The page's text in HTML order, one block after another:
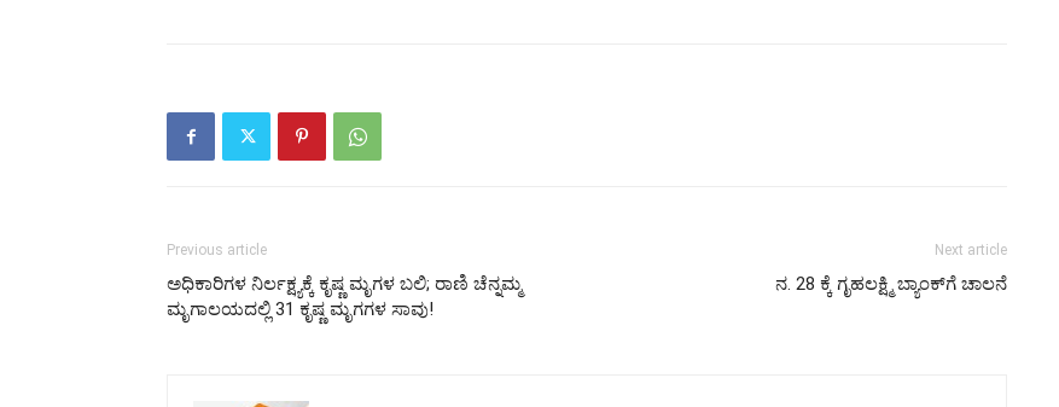
Previous article
ಅಧಿಕಾರಿಗಳ ನಿರ್ಲಕ್ಷ್ಯಕ್ಕೆ ಕೃಷ್ಣ ಮೃಗಳ ಬಲಿ; ರಾಣಿ ಚೆನ್ನಮ್ಮ
ಮೃಗಾಲಯದಲ್ಲಿ 31 ಕೃಷ್ಣ ಮೃಗಗಳ ಸಾವು!
Next article
ನ. 28 ಕ್ಕೆ ಗೃಹಲಕ್ಷ್ಮಿ ಬ್ಯಾಂಕ್‌ಗೆ ಚಾಲನೆ